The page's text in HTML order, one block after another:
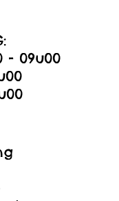
- 09u00